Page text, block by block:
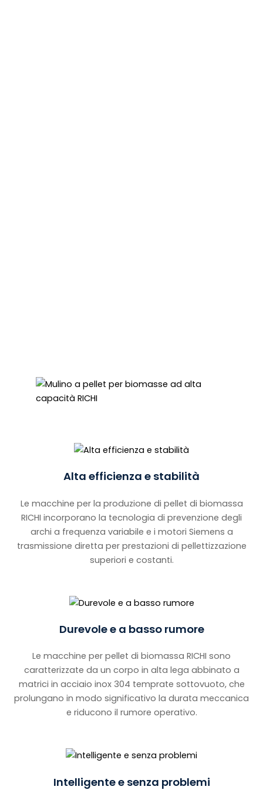
Alta efficienza e stabilità
Le macchine per la produzione di pellet di biomassa
RICHI incorporano la tecnologia di prevenzione degli
archi a frequenza variabile e i motori Siemens a
trasmissione diretta per prestazioni di pellettizzazione
superiori e costanti.
Durevole e a basso rumore
Le macchine per pellet di biomassa RICHI sono
caratterizzate da un corpo in alta lega abbinato a
matrici in acciaio inox 304 temprate sottovuoto, che
prolungano in modo significativo la durata meccanica
e riducono il rumore operativo.
Intelligente e senza problemi